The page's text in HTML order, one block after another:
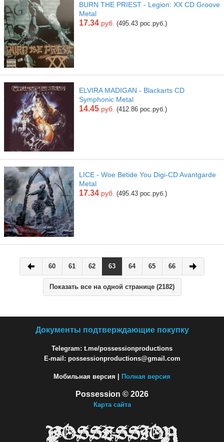
BURN THE PRIEST - Legion: XX CD Groove
Metal
17.34 руб. (495.43 рос.руб.)
ELVIRA MADIGAN - Blackarts CD
Symphonic Metal
14.45 руб. (412.86 рос.руб.)
LICE - Woe Betide You Digi-CD Avantgarde
Metal
17.34 руб. (495.43 рос.руб.)
60 61 62 63 64 65 66
Показать все на одной странице (2182)
Документы подтверждающие покупку
Telegram: t.me/possessionproductions
E-mail: possessionproductions@gmail.com
Мобильная версия | Полная версия
Possession © 2026
Карта сайта